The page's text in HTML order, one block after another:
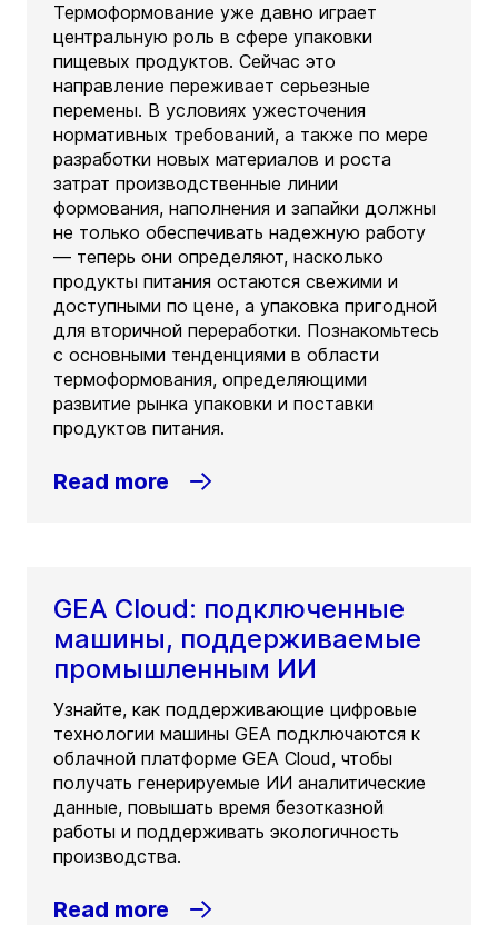
Термоформование уже давно играет
центральную роль в сфере упаковки
пищевых продуктов. Сейчас это
направление переживает серьезные
перемены. В условиях ужесточения
нормативных требований, а также по мере
разработки новых материалов и роста
затрат производственные линии
формования, наполнения и запайки должны
не только обеспечивать надежную работу
— теперь они определяют, насколько
продукты питания остаются свежими и
доступными по цене, а упаковка пригодной
для вторичной переработки. Познакомьтесь
с основными тенденциями в области
термоформования, определяющими
развитие рынка упаковки и поставки
продуктов питания.
Read more
GEA Cloud: подключенные
машины, поддерживаемые
промышленным ИИ
Узнайте, как поддерживающие цифровые
технологии машины GEA подключаются к
облачной платформе GEA Cloud, чтобы
получать генерируемые ИИ аналитические
данные, повышать время безотказной
работы и поддерживать экологичность
производства.
Read more